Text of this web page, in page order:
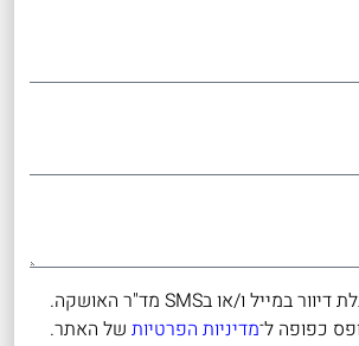
אני מאשר/ת קבלת דיוור במייל ו/או בSMS מד"ר האושקה.
כפופה ל־מדיניות הפרטיות של האתר.